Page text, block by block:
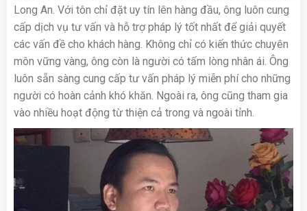
Long An. Với tôn chỉ đặt uy tín lên hàng đầu, ông luôn cung
cấp dịch vụ tư vấn và hỗ trợ pháp lý tốt nhất để giải quyết
các vấn đề cho khách hàng. Không chỉ có kiến thức chuyên
môn vững vàng, ông còn là người có tấm lòng nhân ái. Ông
luôn sẵn sàng cung cấp tư vấn pháp lý miễn phí cho những
người có hoàn cảnh khó khăn. Ngoài ra, ông cũng tham gia
vào nhiều hoạt động từ thiện cả trong và ngoài tỉnh.